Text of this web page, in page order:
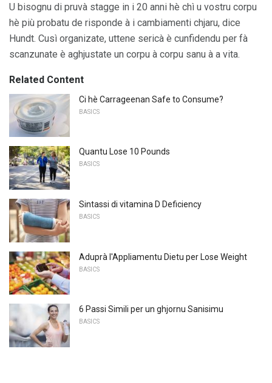
U bisognu di pruvà stagge in i 20 anni hè chì u vostru corpu
hè più probatu de risponde à i cambiamenti chjaru, dice
Hundt. Cusì organizate, uttene sericà è cunfidendu per fà
scanzunate è aghjustate un corpu à corpu sanu à a vita.
Related Content
Ci hè Carrageenan Safe to Consume?
BASICS
Quantu Lose 10 Pounds
BASICS
Sintassi di vitamina D Deficiency
BASICS
Aduprà l'Appliamentu Dietu per Lose Weight
BASICS
6 Passi Simili per un ghjornu Sanisimu
BASICS